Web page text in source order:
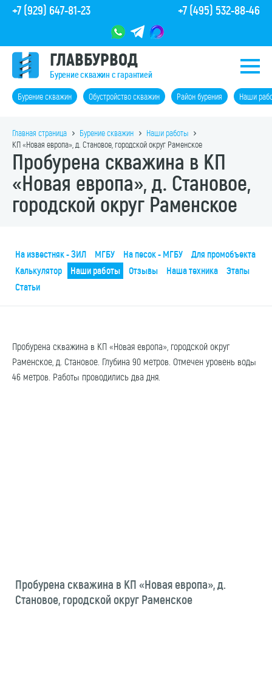
ГЛАВБУРВОД
Бурение скважин с гарантией
+7 (495) 532-88-46
+7 (929) 647-81-23
Бурение скважин Обустройство скважин Район бурения Наши
Главная страница Бурение скважин
Наши работы
КП «Новая европа», д. Становое, городской округ Раменское
Пробурена скважина в КП
«Новая европа», д. Становое,
городской округ Раменское
На известняк - ЗИЛ МГБУ На песок - МГБУ
Для промобъекта
Калькулятор
Наши работы Отзывы Наша техника
Этапы
Статьи
Пробурена скважина в КП «Новая европа», городской округ
Раменское, д. Становое. Глубина 90 метров. Отмечен уровень воды
46 метров. Работы проводились два дня.
Пробурена скважина в КП «Новая европа», д.
Становое, городской округ Раменское